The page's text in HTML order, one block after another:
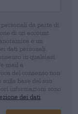
da parte di
di un account
e un
dati personali.
in qualsiasi
mail a
del consenso non
base del suo
informazioni sono
dei dati